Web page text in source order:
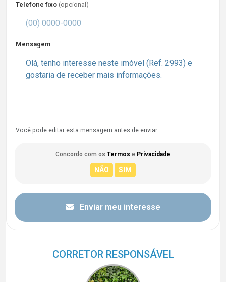
Telefone fixo (opcional)
Mensagem
Você pode editar esta mensagem antes de enviar.
Concordo com os Termos e Privacidade
Enviar meu interesse
CORRETOR RESPONSÁVEL